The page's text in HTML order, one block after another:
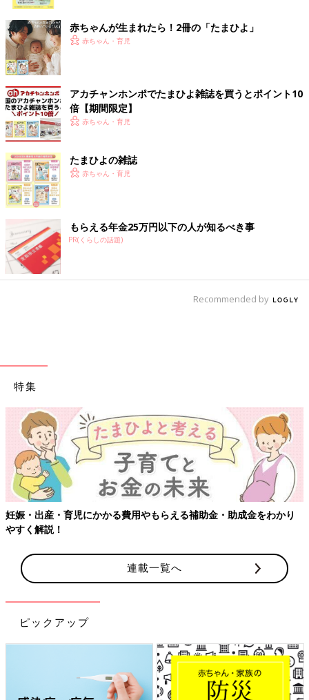
出典：Instagramアカウント「hoku2_oimo」
hoku2_oimoさんは「ミッフィー UT」を購入。こちらはバック
プリントで、ミッフィーちゃんがたくさん描かれているデザイン
です。ちょっぴり大きめサイズを選んだそうで、レギンスをはい
てワンピース風に着る予定なんだとか。可愛らしい雰囲気にする
こなすなら、グレーや深みのあるネイビーのレギンスもおすすめ
の相性が◎「ポケモン UT」
出典：Instagramアカウント「__uru229」
赤ちゃんが生まれたら！2冊の「たまひよ」
赤ちゃん・育児
アカチャンホンポでたまひよ雑誌を買うとポイント10
倍【期間限定】
赤ちゃん・育児
たまひよの雑誌
赤ちゃん・育児
もらえる年金25万円以下の人が知るべき事
PR(くらしの話題)
Recommended by
特集
妊娠・出産・育児にかかる費用やもらえる補助金・助成金をわかり
やすく解説！
連載一覧へ
ピックアップ